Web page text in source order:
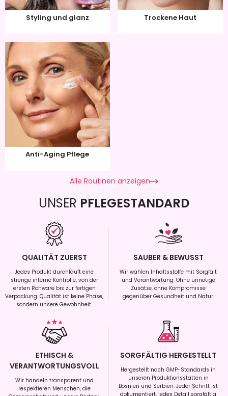
Styling und glanz Trockene Haut
Anti-Aging Pflege
Alle Routinen anzeigen
UNSER PFLEGESTANDARD
QUALITÄT ZUERST
Jedes Produkt durchläuft eine
strenge interne Kontrolle, von der
ersten Rohware bis zur fertigen
Verpackung. Qualität ist keine Phase,
sondern unsere Gewohnheit.
SAUBER & BEWUSST
Wir wählen Inhaltsstoffe mit Sorgfalt
und Verantwortung. Ohne unnötige
Zusätze, ohne Kompromisse
gegenüber Gesundheit und Natur.
ETHISCH &
VERANTWORTUNGSVOLL
Wir handeln transparent und
respektieren Menschen, die
SORGFÄLTIG HERGESTELLT
Hergestellt nach GMP-Standards in
unseren Produktionsstätten in
Bosnien und Serbien. Jeder Schritt ist
dokumentiert, jedes Detail sorgfältig